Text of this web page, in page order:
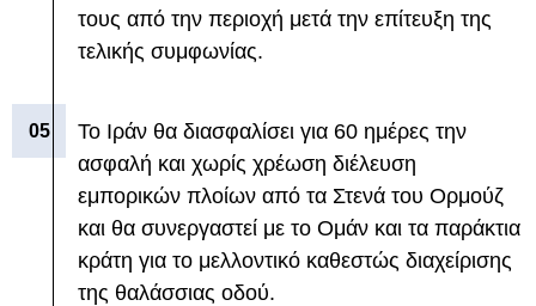
τους από την περιοχή μετά την επίτευξη της
τελικής συμφωνίας.
Το Ιράν θα διασφαλίσει για 60 ημέρες την
ασφαλή και χωρίς χρέωση διέλευση
εμπορικών πλοίων από τα Στενά του Ορμούζ
και θα συνεργαστεί με το Ομάν και τα παράκτια
κράτη για το μελλοντικό καθεστώς διαχείρισης
της θαλάσσιας οδού.